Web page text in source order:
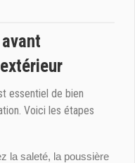
essentiel de bien
Voici les étapes
la saleté, la poussière